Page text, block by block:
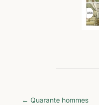
← Quarante hommes